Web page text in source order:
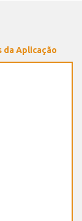
da Aplicação